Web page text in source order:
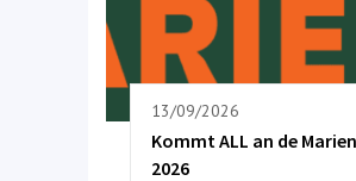
13/09/2026
Kommt ALL an de
2026